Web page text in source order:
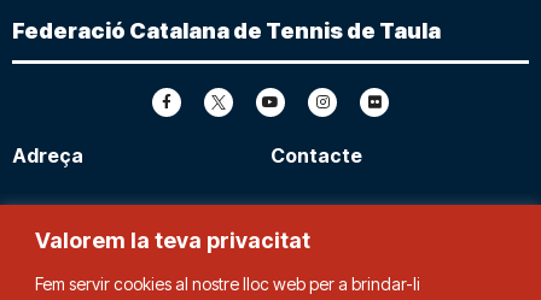
Valorem la teva privacitat
Fem servir cookies al nostre lloc web per a brindar-li
Federació Catalana de Tennis de Taula
Adreça
08034 Barcelona
Contacte
fctt@fctt.org